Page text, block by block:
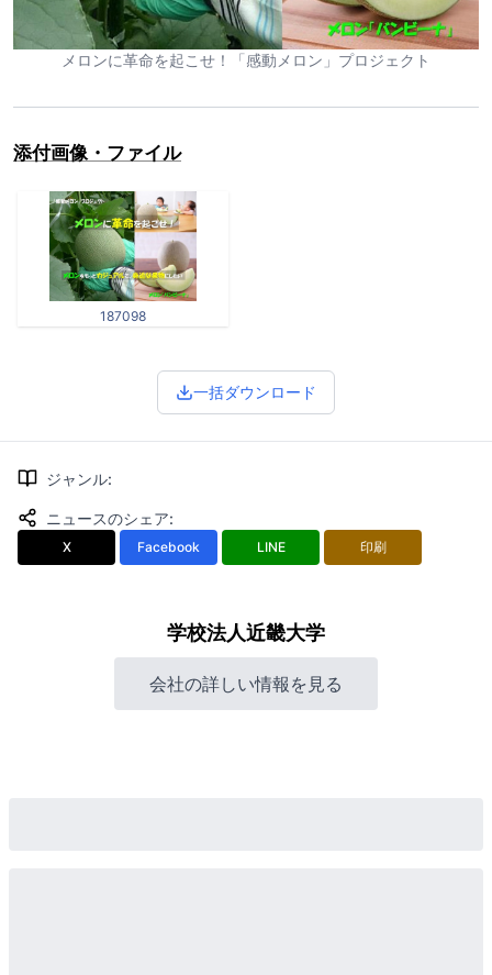
メロンに革命を起こせ！「感動メロン」プロジェクト
添付画像・ファイル
187098
一括ダウンロード
ジャンル:
ニュースのシェア:
X Facebook LINE 印刷
学校法人近畿大学
会社の詳しい情報を見る